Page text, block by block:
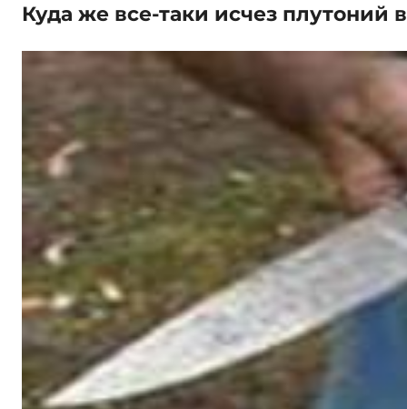
Куда же все-таки исчез плутоний